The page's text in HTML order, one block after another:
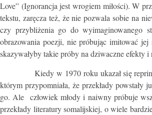
Love” (Ignorancja jest wrogiem miłości). W
tekstu, zaręcza też, że nie pozwala sobie na
czy przybliżenia go do wyimaginowanego
obrazowania poezji, nie próbując imitować
skazywałyby takie próby na dziwaczne efekty i
Kiedy w 1970 roku ukazał się reprint
którym przypomniała, że przekłady powstały
go. Ale człowiek młody i naiwny próbuje
przekłady literatury somalijskiej, o wiele